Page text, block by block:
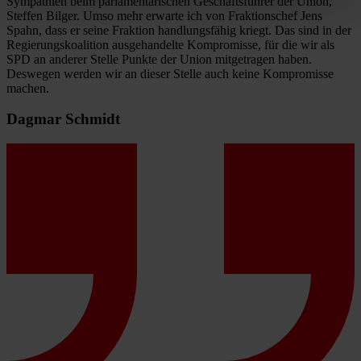
Steffen Bilger. Umso mehr erwarte ich von Fraktionschef Jens
Spahn, dass er seine Fraktion handlungsfähig kriegt. Das sind in der
Regierungskoalition ausgehandelte Kompromisse, für die wir als
SPD an anderer Stelle Punkte der Union mitgetragen haben.
Deswegen werden wir an dieser Stelle auch keine Kompromisse
machen.
Dagmar Schmidt